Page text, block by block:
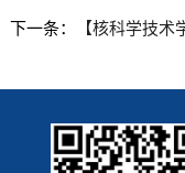
下一条： 【核科学技术